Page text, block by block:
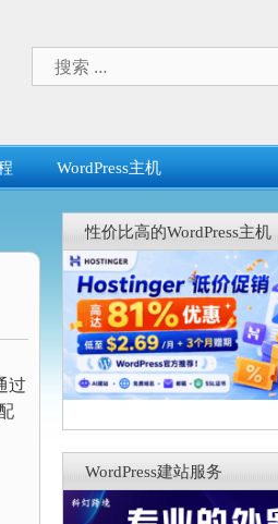
索：
WordPress主机
过
性价比高的WordPress主机
WordPress建站服务